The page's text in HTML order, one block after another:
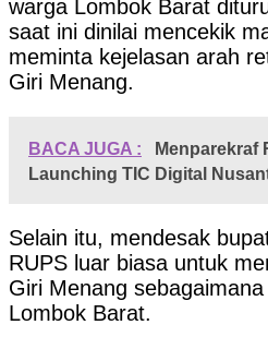
warga Lombok Barat
saat ini dinilai mencekik
meminta kejelasan arah
Giri Menang.
BACA JUGA :
Menparekraf
Launching TIC Digital
Selain itu, mendesak
RUPS luar biasa untuk
Giri Menang
Lombok Barat.